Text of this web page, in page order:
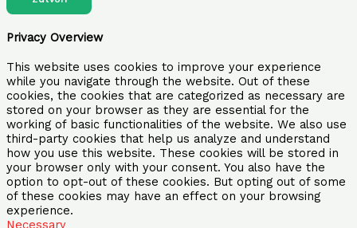
Privacy Overview
This website uses cookies to improve your experience
while you navigate through the website. Out of these
cookies, the cookies that are categorized as necessary are
stored on your browser as they are essential for the
working of basic functionalities of the website. We also use
third-party cookies that help us analyze and understand
how you use this website. These cookies will be stored in
your browser only with your consent. You also have the
option to opt-out of these cookies. But opting out of some
of these cookies may have an effect on your browsing
experience.
Necessary